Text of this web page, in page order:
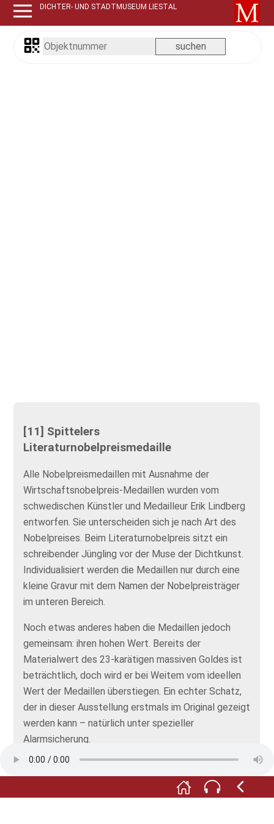
DICHTER- UND STADTMUSEUM LIESTAL
[11] Spittelers
Literaturnobelpreismedaille
Alle Nobelpreismedaillen mit Ausnahme der
Wirtschaftsnobelpreis-Medaillen wurden vom
schwedischen Künstler und Medailleur Erik Lindberg
entworfen. Sie unterscheiden sich je nach Art des
Nobelpreises. Beim Literaturnobelpreis sitzt ein
schreibender Jüngling vor der Muse der Dichtkunst.
Individualisiert werden die Medaillen nur durch eine
kleine Gravur mit dem Namen der Nobelpreisträger
im unteren Bereich.
Noch etwas anderes haben die Medaillen jedoch
gemeinsam: ihren hohen Wert. Bereits der
Materialwert des 23-karätigen massiven Goldes ist
beträchtlich, doch wird er bei Weitem vom ideellen
Wert der Medaillen überstiegen. Ein echter Schatz,
der in dieser Ausstellung erstmals im Original gezeigt
werden kann – natürlich unter spezieller
Alarmsicherung.
Da Sie in der Ausstellung selbst nur die Rückseite
der Medaille sehen, zeigen wir Ihnen hier die
Vorderseite mit dem Porträt Alfred Nobels samt